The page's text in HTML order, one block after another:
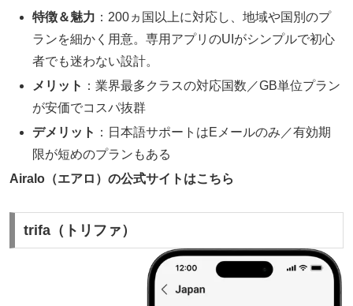
特徴＆魅力 ：200ヵ国以上に対応し、地域や国別のプ
ランを細かく用意。専用アプリのUIがシンプルで初心
者でも迷わない設計。
メリット ：業界最多クラスの対応国数／GB単位プラン
が安価でコスパ抜群
デメリット ：日本語サポートはEメールのみ／有効期
限が短めのプランもある
Airalo（エアロ）の公式サイトはこちら
trifa（トリファ）